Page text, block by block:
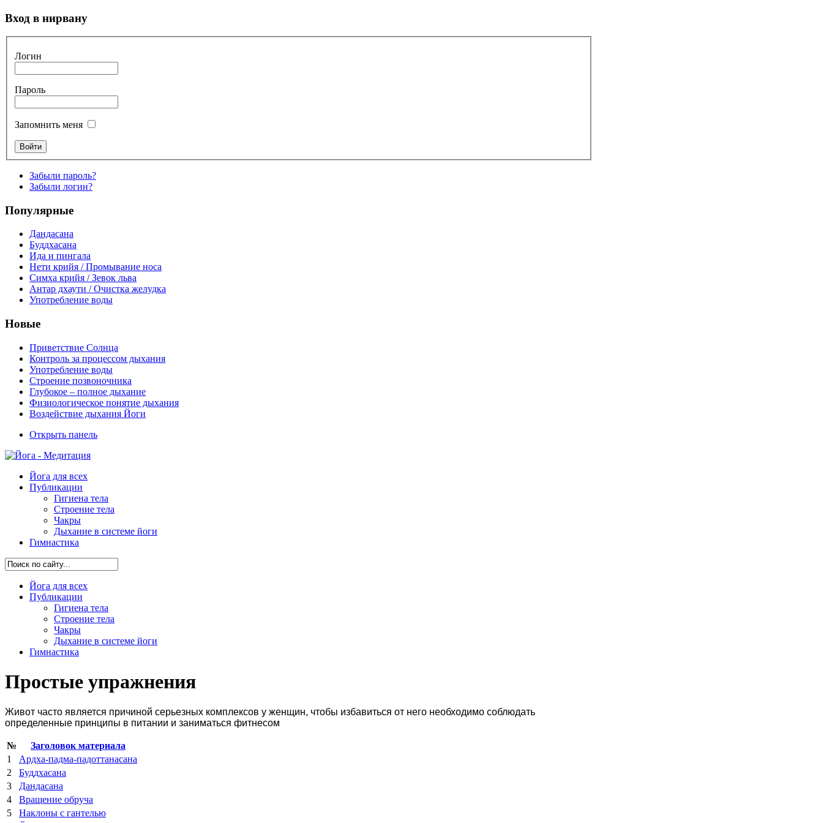
Вход в нирвану
Логин
Пароль
Запомнить меня
Забыли пароль?
Забыли логин?
Популярные
Дандасана
Буддхасана
Ида и пингала
Нети крийя / Промывание носа
Симха крийя / Зевок льва
Антар дхаути / Очистка желудка
Употребление воды
Новые
Приветствие Солнца
Контроль за процессом дыхания
Употребление воды
Строение позвоночника
Глубокое – полное дыхание
Физиологическое понятие дыхания
Воздействие дыхания Йоги
Открыть панель
Йога для всех
Публикации
Гигиена тела
Строение тела
Чакры
Дыхание в системе йоги
Гимнастика
Йога для всех
Публикации
Гигиена тела
Строение тела
Чакры
Дыхание в системе йоги
Гимнастика
Простые упражнения
Живот часто является причиной серьезных комплексов у женщин, чтобы избавиться от него необходимо соблюдать
определенные принципы в питании и заниматься фитнесом
№
Заголовок материала
1
Ардха-падма-падоттанасана
2
Буддхасана
3
Дандасана
4
Вращение обруча
5
Наклоны с гантелью